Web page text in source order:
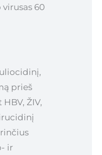
60
prieš
ŽIV,
ir